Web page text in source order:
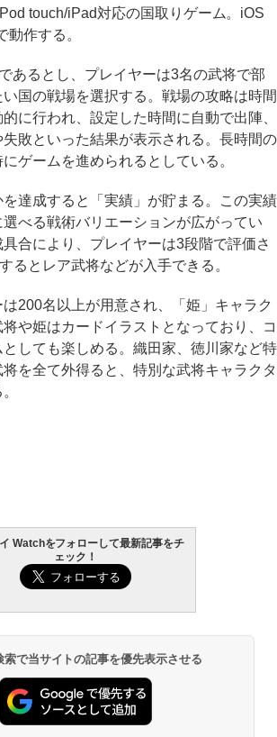
touch/iPad対応の国取りゲーム。iOS
動作する。
あるとし、プレイヤーは3名の武将で部
国の戦場を選択する。戦場の攻略は時間
に行われ、設定した時間に自動で出陣、
敗といった結果が表示される。長時間の
ゲームを進められるとしている。
達成すると「実績」が貯まる。この実績
べる戦術バリエーションが広がってい
合により、プレイヤーは3段階で評価さ
るとレア武将などが入手できる。
200名以上が用意され、「姫」キャラク
や姫はカードイラストとなっており、コ
しても楽しめる。織田家、徳川家など特
を全て外得ると、特別な武将キャラクタ
Watchをフォローして最新記事をチ
ェック！
で当サイトの記事を優先表示させる